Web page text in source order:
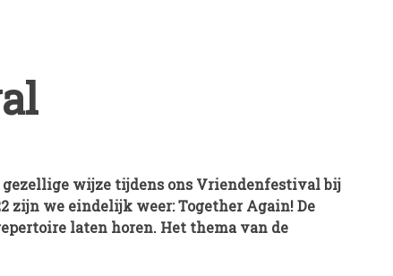
gezellige wijze tijdens ons Vriendenfestival bij
zijn we eindelijk weer: Together Again! De
laten horen. Het thema van de